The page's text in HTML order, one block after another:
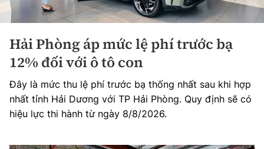
Hải Phòng áp mức lệ phí trước bạ
12% đối với ô tô con
Đây là mức thu lệ phí trước bạ thống nhất sau khi hợp
nhất tỉnh Hải Dương với TP Hải Phòng. Quy định sẽ có
hiệu lực thi hành từ ngày 8/8/2026.